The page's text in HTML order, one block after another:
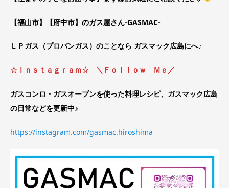
【福山市】【府中市】のガス屋さん‐GASMAC‐
ＬＰガス（プロパンガス）のことなら ガスマック広島にへ♪
☆Ｉｎｓｔａｇｒａｍ☆ ＼Ｆｏｌｌｏｗ Ｍｅ／
ガスコンロ・ガスオーブンを使った料理レシピ、ガスマック広島
の日常などを更新中♪
https://instagram.com/gasmac.hiroshima